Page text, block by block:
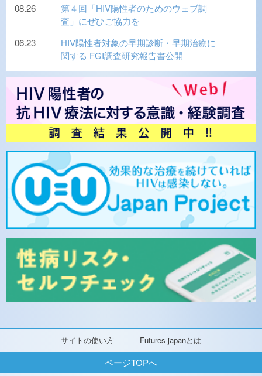
サイトの使い方 Futures japanとは
08.26
第４回「HIV陽性者のためのウェブ調
査」にぜひご協力を
06.23
HIV陽性者対象の早期診断・早期治療に
関する FGI調査研究報告書公開
ページTOPへ